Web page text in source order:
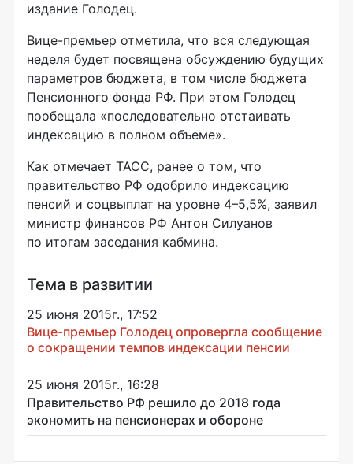
издание Голодец.
Вице-премьер отметила, что вся следующая
неделя будет посвящена обсуждению будущих
параметров бюджета, в том числе бюджета
Пенсионного фонда РФ. При этом Голодец
пообещала «последовательно отстаивать
индексацию в полном объеме».
Как отмечает ТАСС, ранее о том, что
правительство РФ одобрило индексацию
пенсий и соцвыплат на уровне 4–5,5%, заявил
министр финансов РФ Антон Силуанов
по итогам заседания кабмина.
Тема в развитии
25 июня 2015г., 17:52
Вице-премьер Голодец опровергла сообщение
о сокращении темпов индексации пенсии
25 июня 2015г., 16:28
Правительство РФ решило до 2018 года
экономить на пенсионерах и обороне